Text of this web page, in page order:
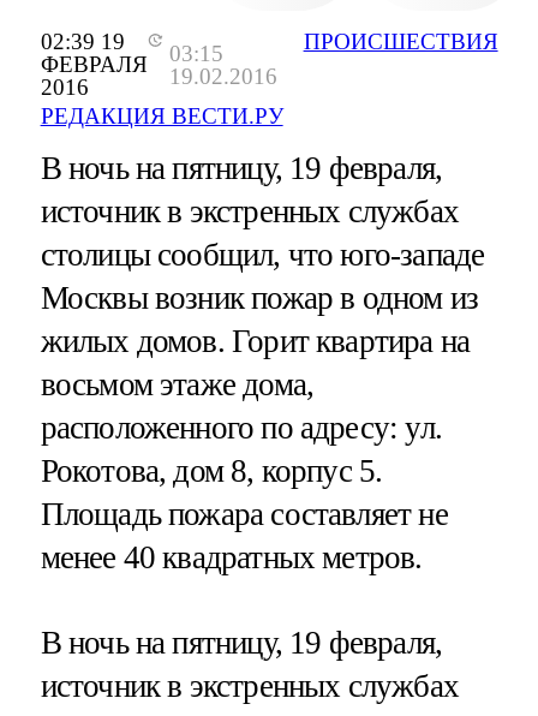
02:39 19
ФЕВРАЛЯ
2016
03:15
19.02.2016
РЕДАКЦИЯ ВЕСТИ.РУ
ПРОИСШЕСТВИЯ
В ночь на пятницу, 19 февраля,
источник в экстренных службах
столицы сообщил, что юго-западе
Москвы возник пожар в одном из
жилых домов. Горит квартира на
восьмом этаже дома,
расположенного по адресу: ул.
Рокотова, дом 8, корпус 5.
Площадь пожара составляет не
менее 40 квадратных метров.
В ночь на пятницу, 19 февраля,
источник в экстренных службах